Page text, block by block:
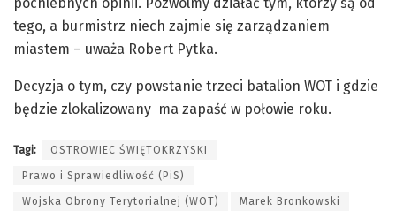
tego, a burmistrz niech zajmie się zarządzaniem
miastem – uważa Robert Pytka.
Decyzja o tym, czy powstanie trzeci batalion WOT i gdzie
będzie zlokalizowany ma zapaść w połowie roku.
Tagi: OSTROWIEC ŚWIĘTOKRZYSKI
Prawo i Sprawiedliwość (PiS)
Wojska Obrony Terytorialnej (WOT) Marek Bronkowski